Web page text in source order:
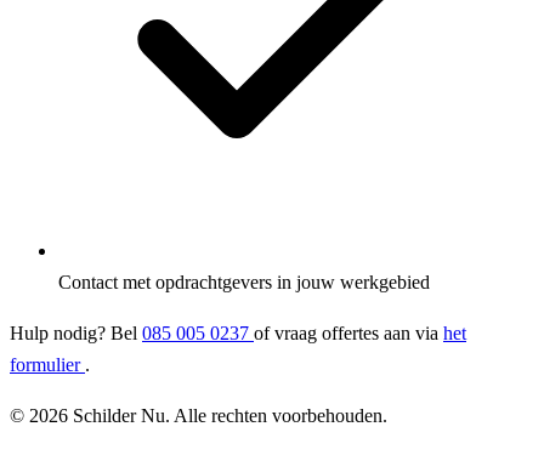
Contact met opdrachtgevers in jouw werkgebied
Hulp nodig? Bel 085 005 0237 of vraag offertes aan via het
formulier .
© 2026 Schilder Nu. Alle rechten voorbehouden.